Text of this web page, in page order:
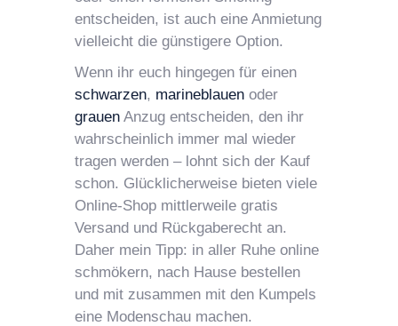
entscheiden, ist auch eine Anmietung
vielleicht die günstigere Option.
Wenn ihr euch hingegen für einen
schwarzen, marineblauen oder
grauen Anzug entscheiden, den ihr
wahrscheinlich immer mal wieder
tragen werden – lohnt sich der Kauf
schon. Glücklicherweise bieten viele
Online-Shop mittlerweile gratis
Versand und Rückgaberecht an.
Daher mein Tipp: in aller Ruhe online
schmökern, nach Hause bestellen
und mit zusammen mit den Kumpels
eine Modenschau machen.